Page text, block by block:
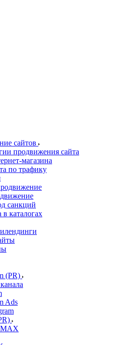
сайтов
продвижения сайта
магазина
по трафику
санкций
в каталогах
(PR)
Ads
MAX